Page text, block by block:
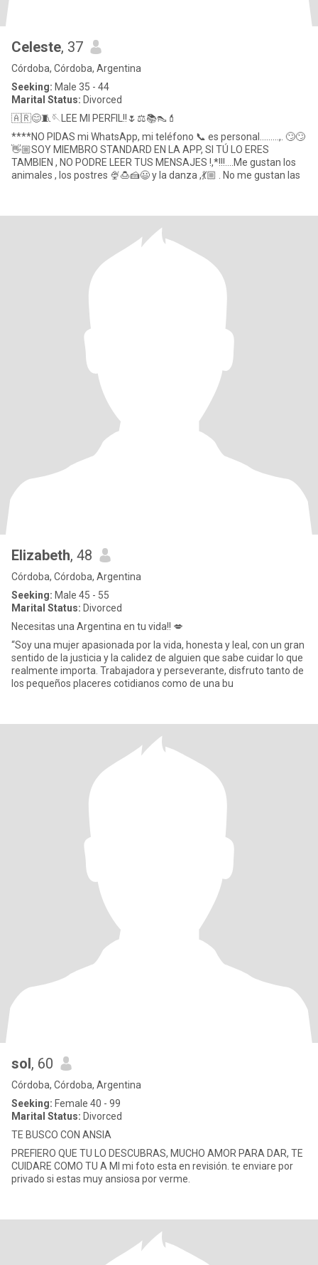
Celeste, 37
Córdoba, Córdoba, Argentina
Seeking: Male 35 - 44
Marital Status: Divorced
🇦🇷😊🧵🪡LEE MI PERFIL!!🌷⚖️📚👠💄
****NO PIDAS mi WhatsApp, mi teléfono 📞 es personal.........,. 🙄🙄
👋🏼SOY MIEMBRO STANDARD EN LA APP, SI TÚ LO ERES
TAMBIEN , NO PODRE LEER TUS MENSAJES !,*!!!....Me gustan los
animales , los postres 🍨🍮🍰😃 y la danza ,💃🏼 . No me gustan las
Elizabeth, 48
Córdoba, Córdoba, Argentina
Seeking: Male 45 - 55
Marital Status: Divorced
Necesitas una Argentina en tu vida!! 💋
“Soy una mujer apasionada por la vida, honesta y leal, con un gran
sentido de la justicia y la calidez de alguien que sabe cuidar lo que
realmente importa. Trabajadora y perseverante, disfruto tanto de
los pequeños placeres cotidianos como de una bu
sol, 60
Córdoba, Córdoba, Argentina
Seeking: Female 40 - 99
Marital Status: Divorced
TE BUSCO CON ANSIA
PREFIERO QUE TU LO DESCUBRAS, MUCHO AMOR PARA DAR, TE
CUIDARE COMO TU A MI mi foto esta en revisión. te enviare por
privado si estas muy ansiosa por verme.